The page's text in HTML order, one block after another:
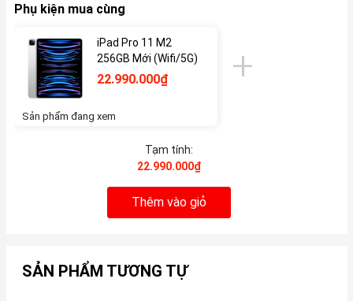
Phụ kiện mua cùng
iPad Pro 11 M2
256GB Mới (Wifi/5G)
22.990.000₫
Sản phẩm đang xem
Tạm tính:
22.990.000₫
Thêm vào giỏ
SẢN PHẨM TƯƠNG TỰ